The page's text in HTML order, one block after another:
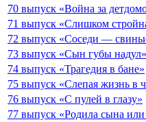
70 выпуск «Война за
71 выпуск «Слишком
72 выпуск «Соседи —
73 выпуск «Сын губы надул»
74 выпуск «Трагедия в бане»
75 выпуск «Слепая жизнь в
76 выпуск «С пулей в глазу»
77 выпуск «Родила сына или